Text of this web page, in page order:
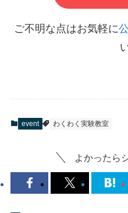
ご不明な点はお気軽に
event わくわく実験教室
よかったら